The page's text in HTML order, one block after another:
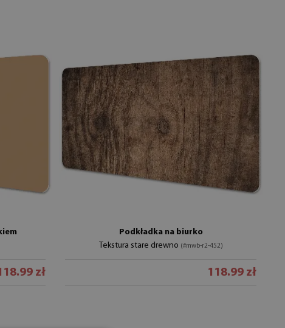
zł
Podkładka na biurko
Tekstura stare drewno (#mwb-r2-452)
118.99 zł